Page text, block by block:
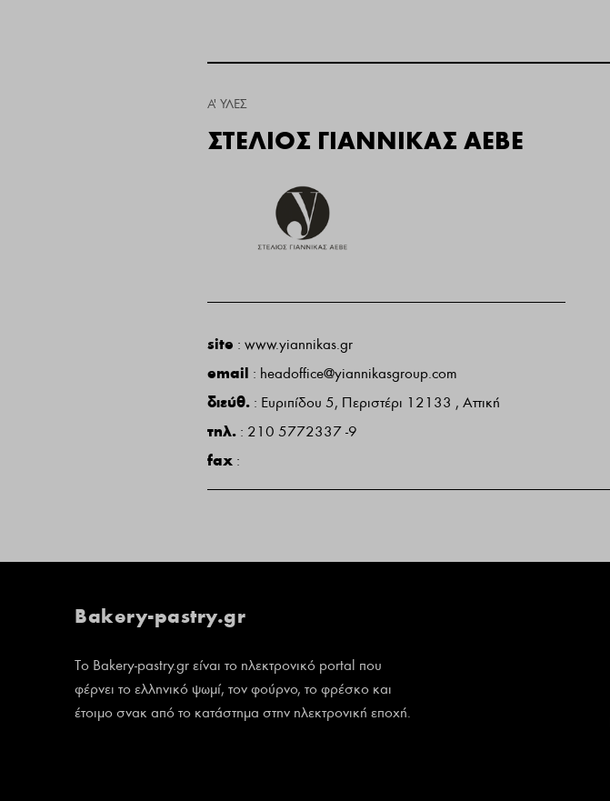
ΣΤΕΛΙΟΣ ΓΙΑΝΝΙΚΑΣ ΑΕΒΕ
Α' ΎΛΕΣ
site : www.yiannikas.gr
email : headoffice@yiannikasgroup.com
διεύθ. : Ευριπίδου 5, Περιστέρι 12133 , Αττική
τηλ. : 210 5772337 -9
fax :
Bakery-pastry.gr
Το Bakery-pastry.gr είναι το ηλεκτρονικό portal που
φέρνει το ελληνικό ψωμί, τον φούρνο, το φρέσκο και
έτοιμο σνακ από το κατάστημα στην ηλεκτρονική εποχή.